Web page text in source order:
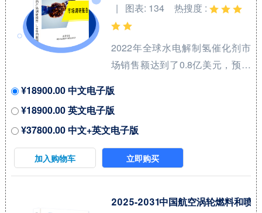
| 图表: 134
热搜度 :
2022年全球水电解制氢催化剂市
场销售额达到了0.8亿美元，预计
增长率（CAGR）为
47.5%（2023-2029）。地区层面
来看，中国市场在过去几年变化
较快，2022年市场规模为 百万美
元，约占全球的 %，预计2029年
将达到 %。 全球水电解制氢催化
¥18900.00 中文电子版
¥18900.00 英文电子版
¥37800.00 中文+英文电子版
加入购物车 立即购买
2025-2031中国航空涡轮燃料和喷